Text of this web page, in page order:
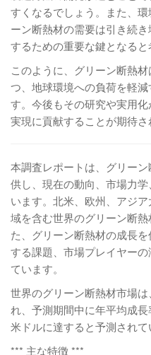
すくなるでしょう。また、
ーン断熱材の需要は引き続
するための重要な鍵となると
このように、グリーン断熱
つ、地球環境への負荷を軽
す。今後もその研究や実用
実現に貢献することが期待さ
本調査レポートは、グリー
供し、現在の動向、市場力
います。北米、欧州、アジ
域を含む世界のグリーン断
た、グリーン断熱材の成長
する課題、市場プレイヤー
ています。
世界のグリーン断熱材市場
れ、予測期間中に年平均成
米ドルに達すると予測されて
*** 主な特徴 ***